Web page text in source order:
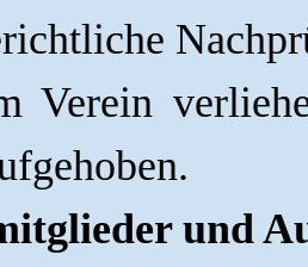
Verein
und